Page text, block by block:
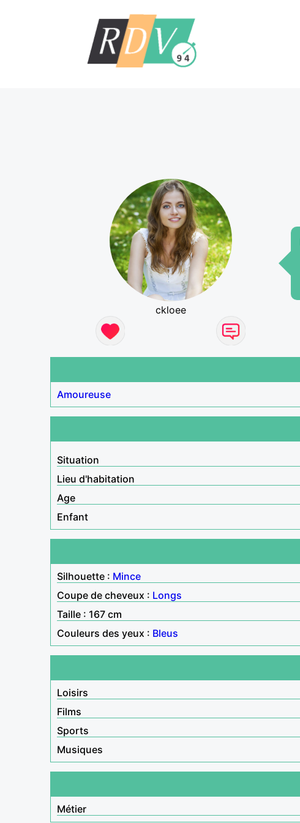
ckloee
Amoureuse
Situation
Lieu d'habitation
Age
Enfant
Silhouette : Mince
Coupe de cheveux : Longs
Taille : 167 cm
Couleurs des yeux : Bleus
Loisirs
Films
Sports
Musiques
Métier